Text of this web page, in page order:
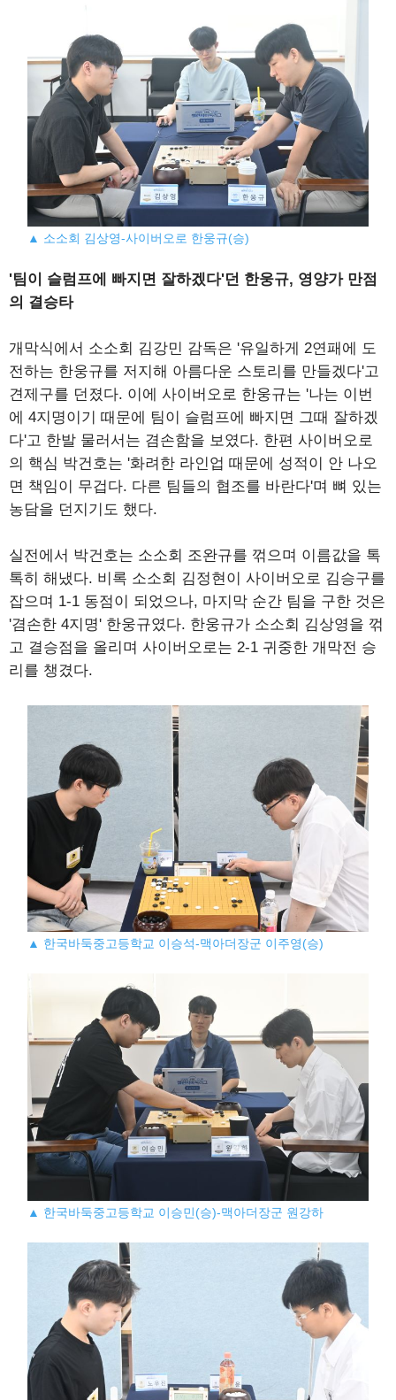
▲ 소소회 김상영-사이버오로 한웅규(승)
'팀이 슬럼프에 빠지면 잘하겠다'던 한웅규, 영양가 만점
의 결승타
개막식에서 소소회 김강민 감독은 '유일하게 2연패에 도
전하는 한웅규를 저지해 아름다운 스토리를 만들겠다'고
견제구를 던졌다. 이에 사이버오로 한웅규는 '나는 이번
에 4지명이기 때문에 팀이 슬럼프에 빠지면 그때 잘하겠
다'고 한발 물러서는 겸손함을 보였다. 한편 사이버오로
의 핵심 박건호는 '화려한 라인업 때문에 성적이 안 나오
면 책임이 무겁다. 다른 팀들의 협조를 바란다'며 뼈 있는
농담을 던지기도 했다.
실전에서 박건호는 소소회 조완규를 꺾으며 이름값을 톡
톡히 해냈다. 비록 소소회 김정현이 사이버오로 김승구를
잡으며 1-1 동점이 되었으나, 마지막 순간 팀을 구한 것은
'겸손한 4지명' 한웅규였다. 한웅규가 소소회 김상영을 꺾
고 결승점을 올리며 사이버오로는 2-1 귀중한 개막전 승
리를 챙겼다.
▲ 한국바둑중고등학교 이승석-맥아더장군 이주영(승)
▲ 한국바둑중고등학교 이승민(승)-맥아더장군 원강하